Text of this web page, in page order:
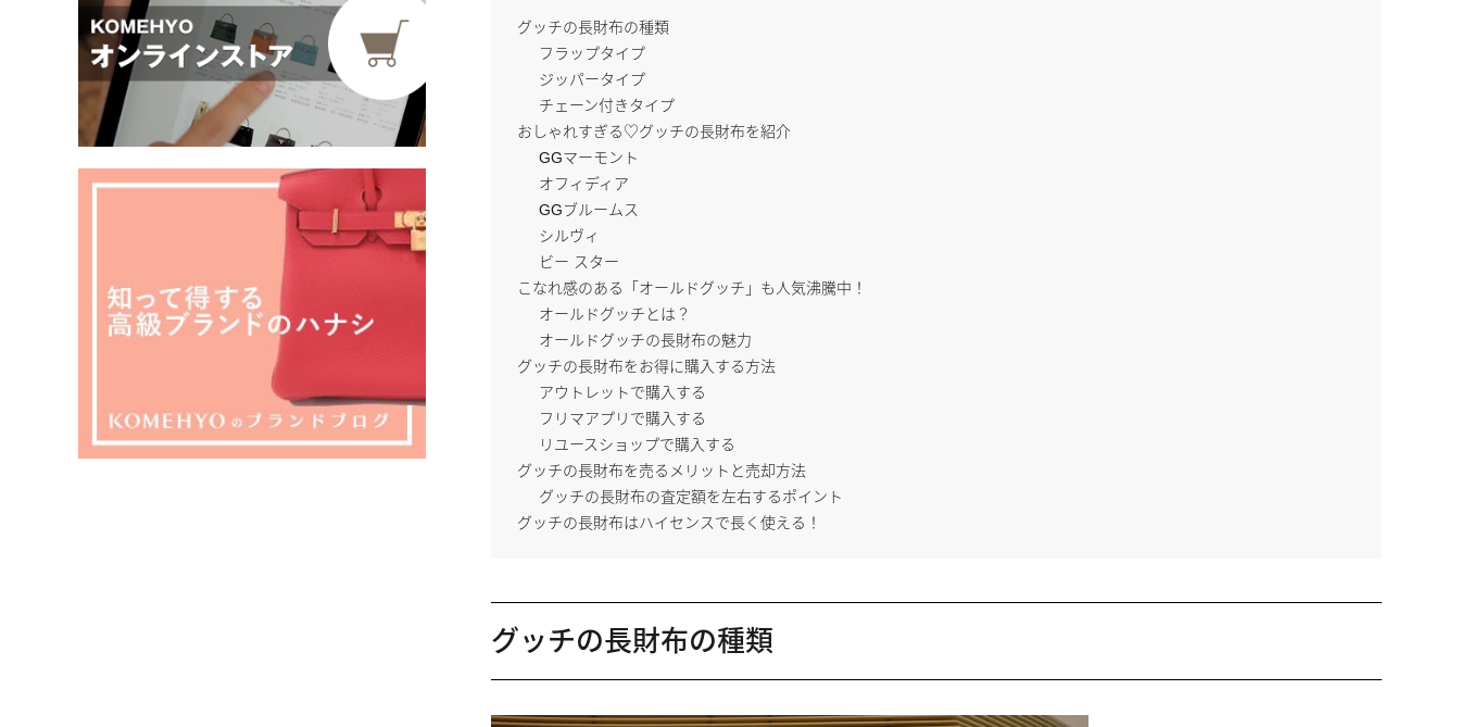
グッチの長財布の種類
フラップタイプ
ジッパータイプ
チェーン付きタイプ
おしゃれすぎる♡グッチの長財布を紹介
GGマーモント
オフィディア
GGブルームス
シルヴィ
ビー スター
こなれ感のある「オールドグッチ」も人気沸騰中！
オールドグッチとは？
オールドグッチの長財布の魅力
グッチの長財布をお得に購入する方法
アウトレットで購入する
フリマアプリで購入する
リユースショップで購入する
グッチの長財布を売るメリットと売却方法
グッチの長財布の査定額を左右するポイント
グッチの長財布はハイセンスで長く使える！
グッチの長財布の種類